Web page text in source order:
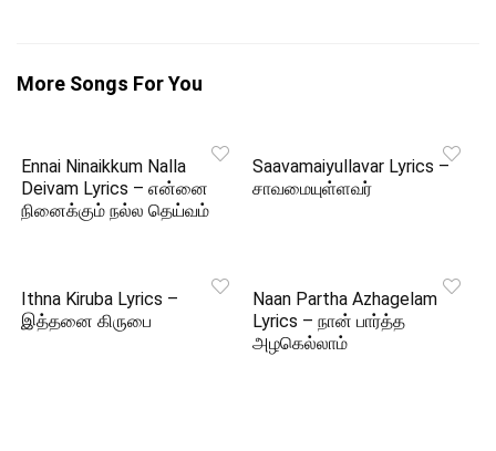
More Songs For You
Ennai Ninaikkum Nalla
Deivam Lyrics – என்னை
நினைக்கும் நல்ல தெய்வம்
Saavamaiyullavar Lyrics –
சாவமையுள்ளவர்
Ithna Kiruba Lyrics –
இத்தனை கிருபை
Naan Partha Azhagelam
Lyrics – நான் பார்த்த
அழகெல்லாம்